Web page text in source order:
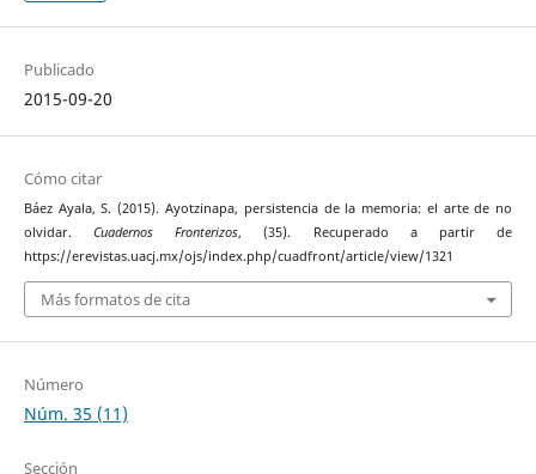
Publicado
2015-09-20
Cómo citar
Báez Ayala, S. (2015). Ayotzinapa, persistencia de la memoria: el arte de no
olvidar.Cuadernos Fronterizos, (35). Recuperado a partir de
https://erevistas.uacj.mx/ojs/index.php/cuadfront/article/view/1321
Más formatos de cita
Número
Núm. 35 (11)
Sección